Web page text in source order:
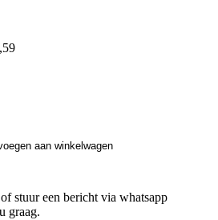
aan winkelwagen
of stuur een bericht via whatsapp
graag.